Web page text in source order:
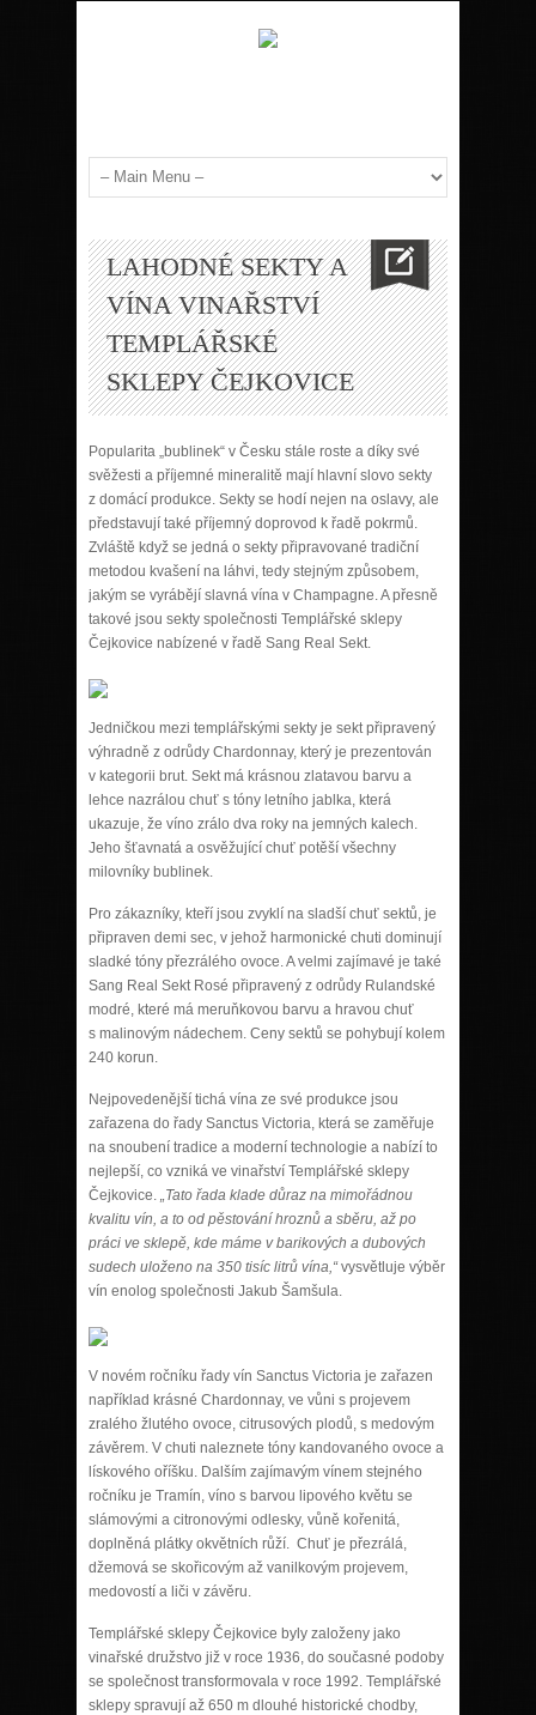
LAHODNÉ SEKTY A
VÍNA VINAŘSTVÍ
TEMPLÁŘSKÉ
SKLEPY ČEJKOVICE
Popularita „bublinek“ v Česku stále roste a díky své
svěžesti a příjemné mineralitě mají hlavní slovo sekty
z domácí produkce. Sekty se hodí nejen na oslavy, ale
představují také příjemný doprovod k řadě pokrmů.
Zvláště když se jedná o sekty připravované tradiční
metodou kvašení na láhvi, tedy stejným způsobem,
jakým se vyrábějí slavná vína v Champagne. A přesně
takové jsou sekty společnosti Templářské sklepy
Čejkovice nabízené v řadě Sang Real Sekt.
Jedničkou mezi templářskými sekty je sekt připravený
výhradně z odrůdy Chardonnay, který je prezentován
v kategorii brut. Sekt má krásnou zlatavou barvu a
lehce nazrálou chuť s tóny letního jablka, která
ukazuje, že víno zrálo dva roky na jemných kalech.
Jeho šťavnatá a osvěžující chuť potěší všechny
milovníky bublinek.
Pro zákazníky, kteří jsou zvyklí na sladší chuť sektů, je
připraven demi sec, v jehož harmonické chuti dominují
sladké tóny přezrálého ovoce. A velmi zajímavé je také
Sang Real Sekt Rosé připravený z odrůdy Rulandské
modré, které má meruňkovou barvu a hravou chuť
s malinovým nádechem. Ceny sektů se pohybují kolem
240 korun.
Nejpovedenější tichá vína ze své produkce jsou
zařazena do řady Sanctus Victoria, která se zaměřuje
na snoubení tradice a moderní technologie a nabízí to
nejlepší, co vzniká ve vinařství Templářské sklepy
Čejkovice. „Tato řada klade důraz na mimořádnou
kvalitu vín, a to od pěstování hroznů a sběru, až po
práci ve sklepě, kde máme v barikových a dubových
sudech uloženo na 350 tisíc litrů vína,“vysvětluje výběr
vín enolog společnosti Jakub Šamšula.
V novém ročníku řady vín Sanctus Victoria je zařazen
například krásné Chardonnay, ve vůni s projevem
zralého žlutého ovoce, citrusových plodů, s medovým
závěrem. V chuti naleznete tóny kandovaného ovoce a
lískového oříšku. Dalším zajímavým vínem stejného
ročníku je Tramín, víno s barvou lipového květu se
slámovými a citronovými odlesky, vůně kořenitá,
doplněná plátky okvětních růží. Chuť je přezrálá,
džemová se skořicovým až vanilkovým projevem,
medovostí a liči v závěru.
Templářské sklepy Čejkovice byly založeny jako
vinařské družstvo již v roce 1936, do současné podoby
se společnost transformovala v roce 1992. Templářské
sklepy spravují až 650 m dlouhé historické chodby,